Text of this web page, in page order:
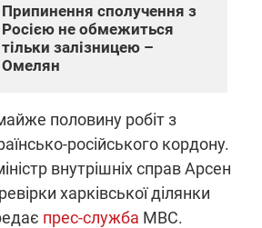
Припинення сполучення з
Росією не обмежиться
тільки залізницею –
Омелян
половину робіт з
російського кордону.
внутрішніх справ Арсен
харківської ділянки
прес-служба МВС.